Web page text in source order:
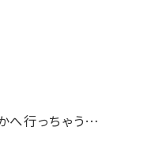
へ行っちゃう…